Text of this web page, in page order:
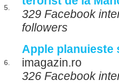
5.
329 Facebook
followers
6.
Apple planuieste
imagazin.ro
326 Facebook